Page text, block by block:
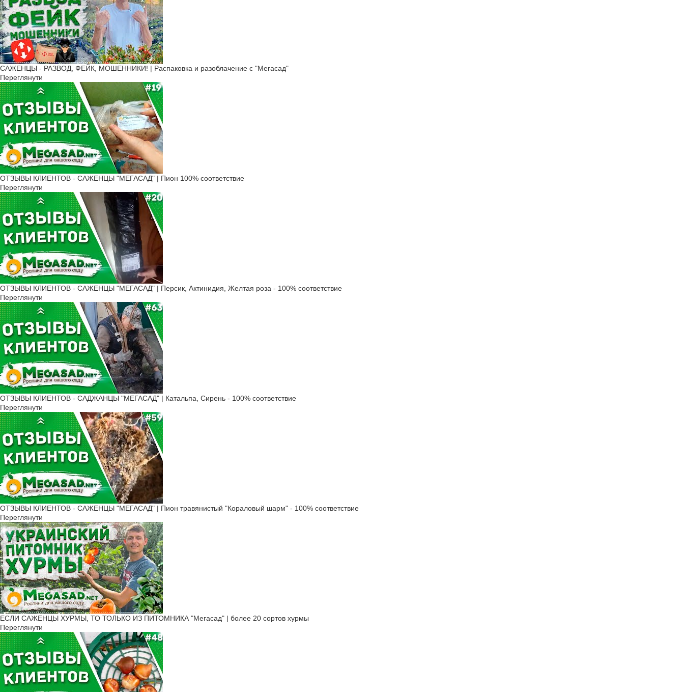
САЖЕНЦЫ - РАЗВОД, ФЕЙК, МОШЕННИКИ! | Распаковка и разоблачение с "Мегасад"
Переглянути
ОТЗЫВЫ КЛИЕНТОВ - САЖЕНЦЫ "МЕГАСАД" | Пион 100% соответствие
Переглянути
ОТЗЫВЫ КЛИЕНТОВ - САЖЕНЦЫ "МЕГАСАД" | Персик, Актинидия, Желтая роза - 100% соответствие
Переглянути
ОТЗЫВЫ КЛИЕНТОВ - САДЖАНЦЫ "МЕГАСАД" | Катальпа, Сирень - 100% соответствие
Переглянути
ОТЗЫВЫ КЛИЕНТОВ - САЖЕНЦЫ "МЕГАСАД" | Пион травянистый "Кораловый шарм" - 100% соответствие
Переглянути
ЕСЛИ САЖЕНЦЫ ХУРМЫ, ТО ТОЛЬКО ИЗ ПИТОМНИКА "Мегасад" | более 20 сортов хурмы
Переглянути